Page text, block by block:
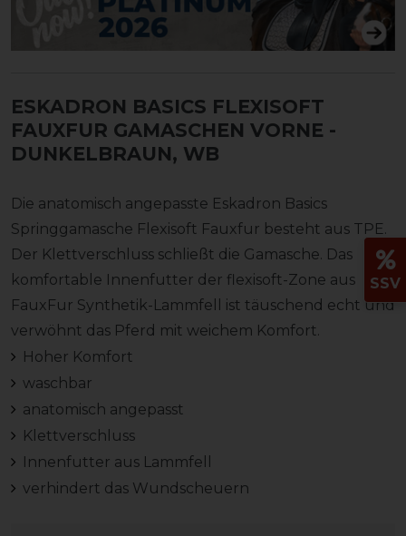
ESKADRON BASICS FLEXISOFT
FAUXFUR GAMASCHEN VORNE -
DUNKELBRAUN, WB
Die anatomisch angepasste Eskadron Basics
Springgamasche Flexisoft Fauxfur besteht aus TPE.
Der Klettverschluss schließt die Gamasche. Das
komfortable Innenfutter der flexisoft-Zone aus
FauxFur Synthetik-Lammfell ist täuschend echt und
verwöhnt das Pferd mit weichem Komfort.
Hoher Komfort
waschbar
anatomisch angepasst
Klettverschluss
Innenfutter aus Lammfell
verhindert das Wundscheuern
SSV